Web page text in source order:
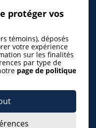
Tous droits
protéger vos
témoins), déposés
votre expérience
sur les finalités
par type de
page de politique